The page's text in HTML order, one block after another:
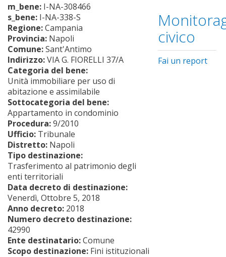
m_bene: I-NA-308466
s_bene: I-NA-338-S
Regione:Campania
Provincia: Napoli
Comune:Sant'Antimo
Indirizzo:VIA G. FIORELLI 37/A
Categoria del bene:
Unità immobiliare per uso di
abitazione e assimilabile
Sottocategoria del bene:
Appartamento in condominio
Procedura:9/2010
Ufficio: Tribunale
Distretto: Napoli
Tipo destinazione:
Trasferimento al patrimonio degli
enti territoriali
Data decreto di destinazione:
Venerdì, Ottobre 5, 2018
Anno decreto: 2018
Numero decreto destinazione:
42990
Ente destinatario:Comune
Scopo destinazione: Fini istituzionali
civico
Fai un report